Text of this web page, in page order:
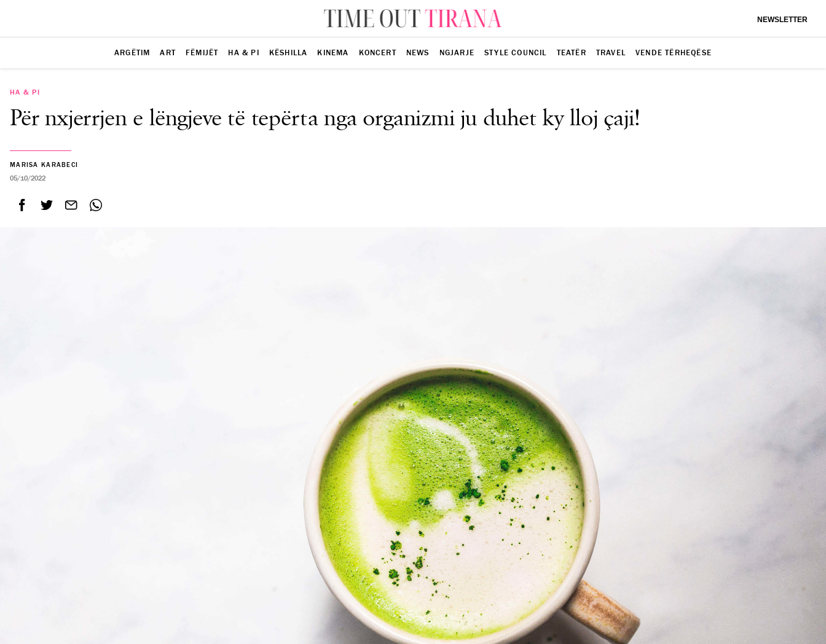
NEWSLETTER
ARGËTIM ART FËMIJËT HA & PI KËSHILLA KINEMA KONCERT NEWS NGJARJE STYLE COUNCIL TEATËR TRAVEL VENDE TËRHEQËSE
HA & PI
Për nxjerrjen e lëngjeve të tepërta nga organizmi ju duhet ky lloj çaji!
MARISA KARABECI
05/10/2022